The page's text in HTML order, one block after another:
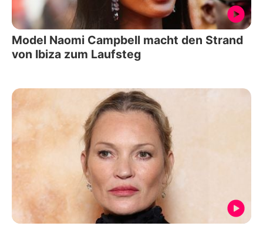
Model Naomi Campbell macht den Strand
von Ibiza zum Laufsteg